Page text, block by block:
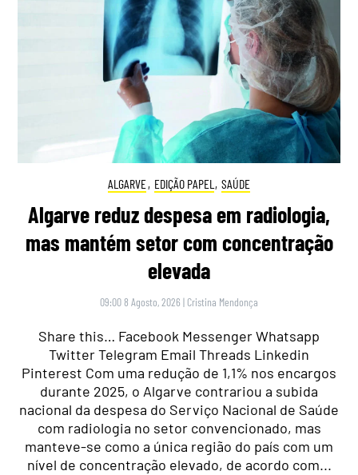
ALGARVE, EDIÇÃO PAPEL , SAÚDE
Algarve reduz despesa em radiologia,
mas mantém setor com concentração
elevada
09:00 8 Agosto, 2026 | Cristina Mendonça
Share this… Facebook Messenger Whatsapp
Twitter Telegram Email Threads Linkedin
Pinterest Com uma redução de 1,1% nos encargos
durante 2025, o Algarve contrariou a subida
nacional da despesa do Serviço Nacional de Saúde
com radiologia no setor convencionado, mas
manteve-se como a única região do país com um
nível de concentração elevado, de acordo com...